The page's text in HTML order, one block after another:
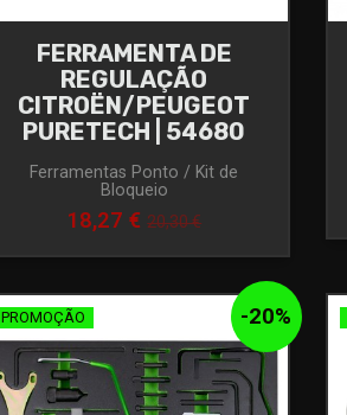
FERRAMENTA DE
REGULAÇÃO
CITROËN/PEUGEOT
PURETECH | 54680
Ferramentas Ponto / Kit de
Bloqueio
18,27 €20,30 €
-20%
PROMOÇÃO